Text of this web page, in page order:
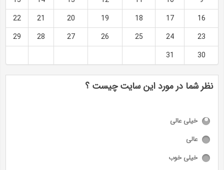
16
17
18
19
20
21
22
23
24
25
26
27
28
29
30
31
نظر شما در مورد این سایت چیست ؟
خیلی عالی
عالی
خیلی خوب